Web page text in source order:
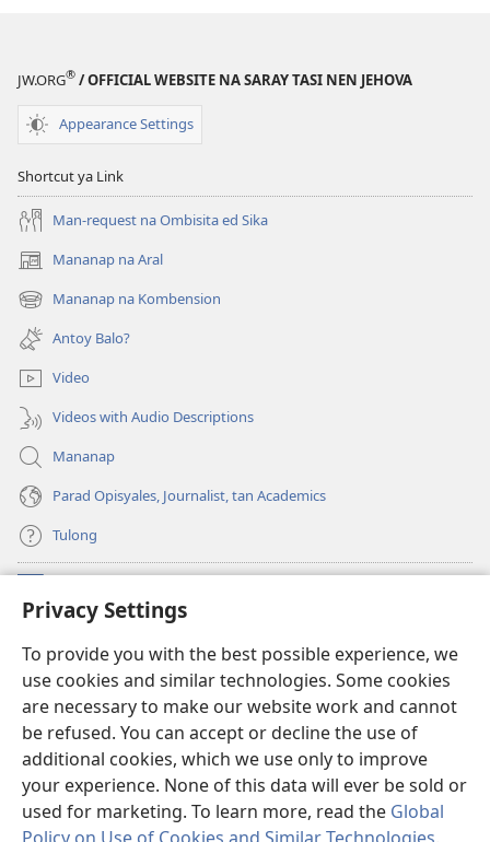
Privacy Settings
To provide you with the best possible experience, we
use cookies and similar technologies. Some cookies
are necessary to make our website work and cannot
be refused. You can accept or decline the use of
additional cookies, which we use only to improve
your experience. None of this data will ever be sold or
used for marketing. To learn more, read the Global
na
JW.ORG® / OFFICIAL WEBSITE NA SARAY TASI NEN JEHOVA
Appearance Settings
Shortcut ya Link
Man-request na Ombisita ed Sika
Mananap na Aral
(opens
new
window)
Mananap na Kombension
(opens
new
window)
Antoy Balo?
Video
Videos with Audio Descriptions
Mananap
Parad Opisyales, Journalist, tan Academics
Tulong
(opens
new
Watchtower ONLINE YA LIBRARYA™
(opens
new
window)JW Hub
(opens
new
window)JW Library App